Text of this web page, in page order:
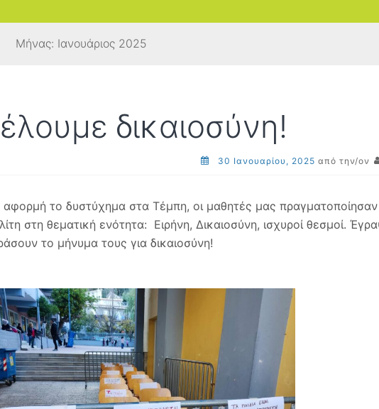
Μήνας: Ιανουάριος 2025
δικαιοσύνη!
30 Ιανουαρίου, 2025 από την/ον
το δυστύχημα στα Τέμπη, οι μαθητές μας
στη θεματική ενότητα: Ειρήνη, Δικαιοσύνη, ισχυροί θεσμοί.
το μήνυμα τους για δικαιοσύνη!